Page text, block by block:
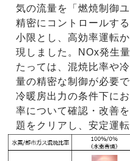
気の流量を「燃焼制御
精密にコントロールす
小限とし、高効率運転
現しました。NOx発生
たっては、混焼比率や
量の精密な制御が必要
冷暖房出力の条件下に
率について確認・改善
題をクリアし、安定運